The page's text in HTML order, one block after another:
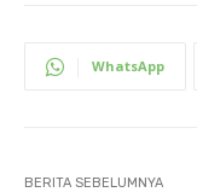
WhatsApp
BERITA SEBELUMNYA